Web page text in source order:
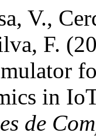
V.,
F.
in
de